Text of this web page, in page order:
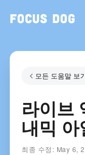
Focus Dog
모든 도움말 보
라이브
내믹
최종 수정: May 6,